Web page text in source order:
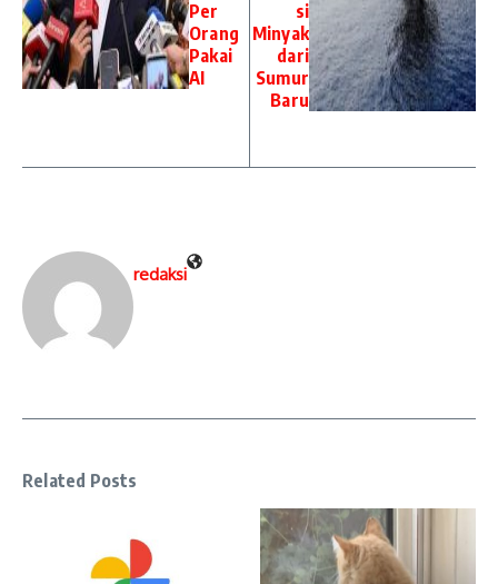
Per
Orang
Pakai
AI
si
Minyak
dari
Sumur
Baru
redaksi
Related Posts